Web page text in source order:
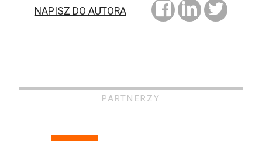
NAPISZ DO AUTORA
PARTNERZY